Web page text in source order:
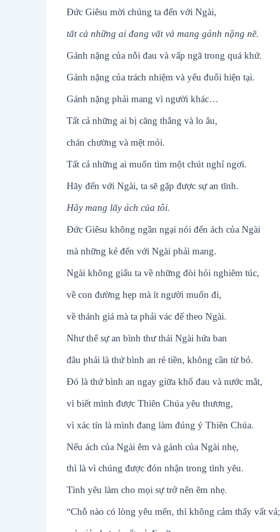
Ðức Giêsu mời chúng ta đến với Ngài,
tất cả những ai đang vất vả mang gánh nặng nề.
Gánh nặng của nỗi đau và vấp ngã trong quá khứ.
Gánh nặng của trách nhiệm và yếu đuối hiện tại.
Gánh nặng phải mang vì người khác…
Tất cả những ai bị căng thẳng và lo âu,
chán chường và mệt mỏi.
Tất cả những ai muốn tìm một chút nghỉ ngơi.
Hãy đến với Ngài, ta sẽ gặp được sự an tĩnh.
Hãy mang lấy ách của tôi.
Ðức Giêsu không ngần ngại nói đến ách của Ngài
mà những kẻ đến với Ngài phải mang.
Ngài không giấu ta về những đòi hỏi nghiêm túc,
về con đường hẹp mà ít người muốn đi,
về thánh giá mà ta phải vác để theo Ngài.
Như thế sự an bình thư thái Ngài hứa ban
đâu phải là thứ bình an rẻ tiền, không cần từ bỏ.
Ðó là thứ bình an ngay giữa khổ đau và nước mắt,
vì biết mình được Thiên Chúa yêu thương,
vì xác tín là mình đang làm đúng ý Thiên Chúa.
Nếu ách của Ngài êm và gánh của Ngài nhẹ,
thì là vì chúng được đón nhận trong tình yêu.
Tình yêu làm cho mọi sự trở nên êm nhẹ.
“Chỗ nào có lòng yêu mến, thì không cảm thấy vất vả;